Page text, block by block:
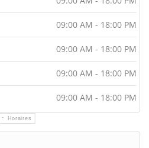
Horaires
09:00 AM - 18:00 PM
09:00 AM - 18:00 PM
09:00 AM - 18:00 PM
09:00 AM - 18:00 PM